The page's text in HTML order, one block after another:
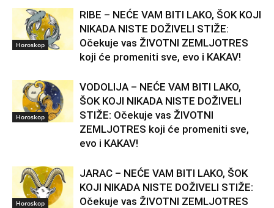
Horoskop
RIBE – NEĆE VAM BITI LAKO, ŠOK KOJI
NIKADA NISTE DOŽIVELI STIŽE:
Očekuje vas ŽIVOTNI ZEMLJOTRES
koji će promeniti sve, evo i KAKAV!
Horoskop
VODOLIJA – NEĆE VAM BITI LAKO,
ŠOK KOJI NIKADA NISTE DOŽIVELI
STIŽE: Očekuje vas ŽIVOTNI
ZEMLJOTRES koji će promeniti sve,
evo i KAKAV!
Horoskop
JARAC – NEĆE VAM BITI LAKO, ŠOK
KOJI NIKADA NISTE DOŽIVELI STIŽE:
Očekuje vas ŽIVOTNI ZEMLJOTRES